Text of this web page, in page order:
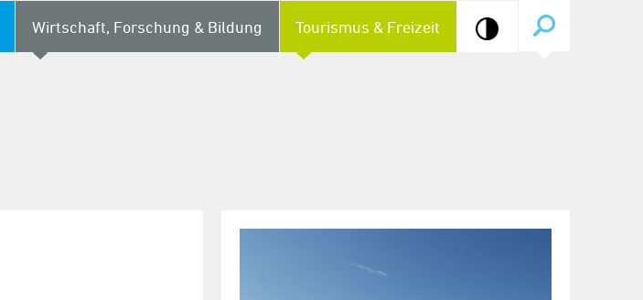
Wirtschaft, Forschung & Bildung Tourismus & Freizeit